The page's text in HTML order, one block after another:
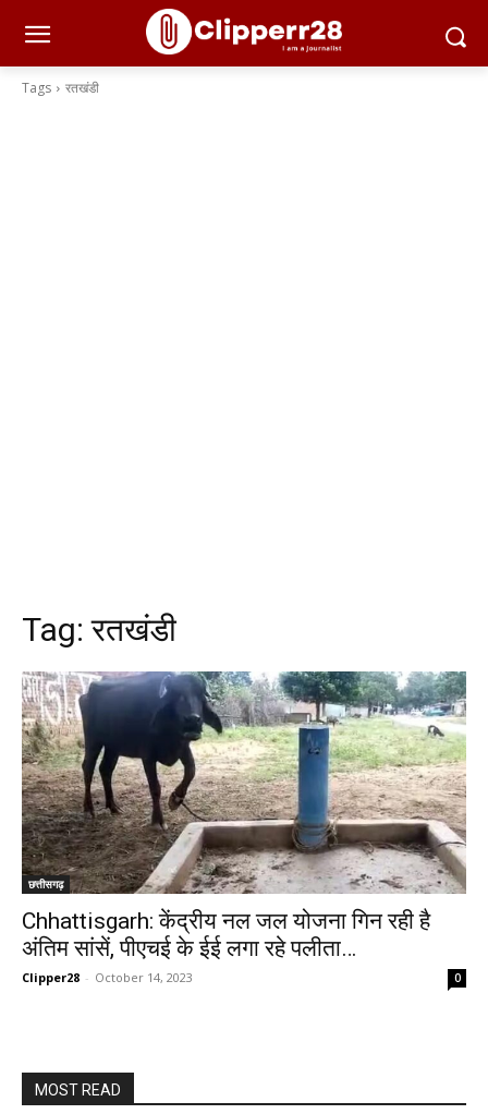
Tags रतखंडी
Tag:रतखंडी
छत्तीसगढ़
Chhattisgarh: केंद्रीय नल जल योजना गिन रही है
अंतिम सांसें, पीएचई के ईई लगा रहे पलीता…
Clipper28 - October 14, 2023 0
MOST READ